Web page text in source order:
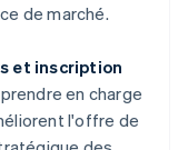
de marché.
et inscription
en charge
l'offre de